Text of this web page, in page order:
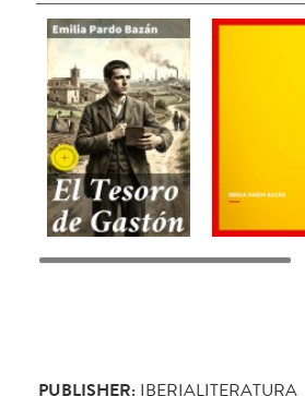
PUBLISHER: IBERIALITERATURA